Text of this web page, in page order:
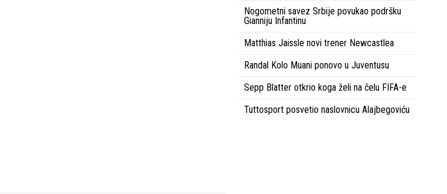
Nogometni savez Srbije povukao podršku
Gianniju Infantinu
Matthias Jaissle novi trener Newcastlea
Randal Kolo Muani ponovo u Juventusu
Sepp Blatter otkrio koga želi na čelu FIFA-e
Tuttosport posvetio naslovnicu Alajbegoviću